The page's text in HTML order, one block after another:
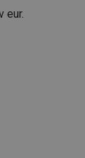
eur.